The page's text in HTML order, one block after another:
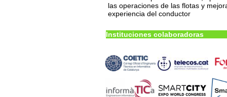
las operaciones de las flotas y
experiencia del conductor
Instituciones colaboradoras